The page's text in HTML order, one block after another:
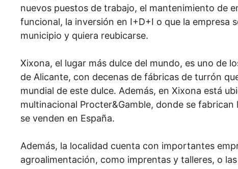
nuevos puestos de trabajo, el mantenimiento de
funcional, la inversión en I+D+I o que la empresa
municipio y quiera reubicarse.
Xixona, el lugar más dulce del mundo, es uno de
de Alicante, con decenas de fábricas de turrón
mundial de este dulce. Además, en Xixona está
multinacional Procter&Gamble, donde se
se venden en España.
Además, la localidad cuenta con importantes
agroalimentación, como imprentas y talleres, o